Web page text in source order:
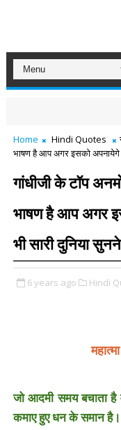
Home Hindi Quotes
भाषण है आप अगर इसको अपनायेगे
गांधीजी के टॉप
भाषण है आप अगर
भी सारी दुनिया
6 years ago Hindi
जो आदमी समय बचाता
कमाए हुए धन के समान है।